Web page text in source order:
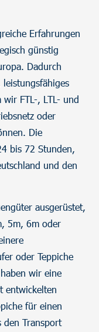
Erfahrungen
günstig
Dadurch
FTL-, LTL- und
oder
Die
bis 72 Stunden,
und den
ausgerüstet,
5m, 6m oder
oder Teppiche
wir eine
entwickelten
für einen
den Transport